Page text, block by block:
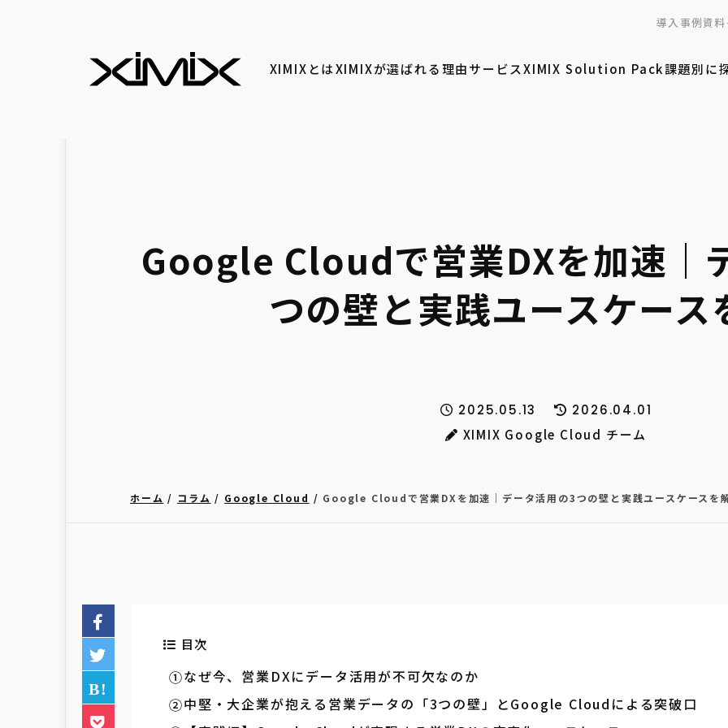
導入事例資
XIMIXとはXIMIXが選ばれる理由サービスXIMIX Solution Pack課題別に
Google Cloudで営業DXを加速｜
つの壁と実践ユースケース
2025.05.13
2026.04.01
XIMIX Google Cloud チーム
ホーム コラム Google Cloud Google Cloudで営業DXを加速｜データ活用の3つの壁と実践ユースケースを
目次
なぜ今、営業DXにデータ活用が不可欠なのか
中堅・大企業が抱える営業データの「3つの壁」とGoogle Cloudによる突破口